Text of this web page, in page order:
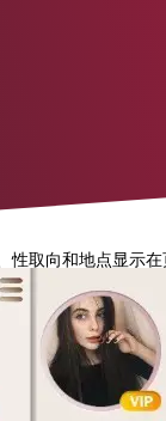
性取向和地点显示在